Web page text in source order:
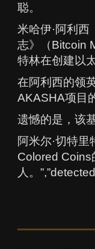
聪。
米哈伊·阿利
志》（Bitcoin
特林在创建以
在阿利西的领
AKASHA项目
遗憾的是，该
阿米尔·切特
Colored Coins
人。